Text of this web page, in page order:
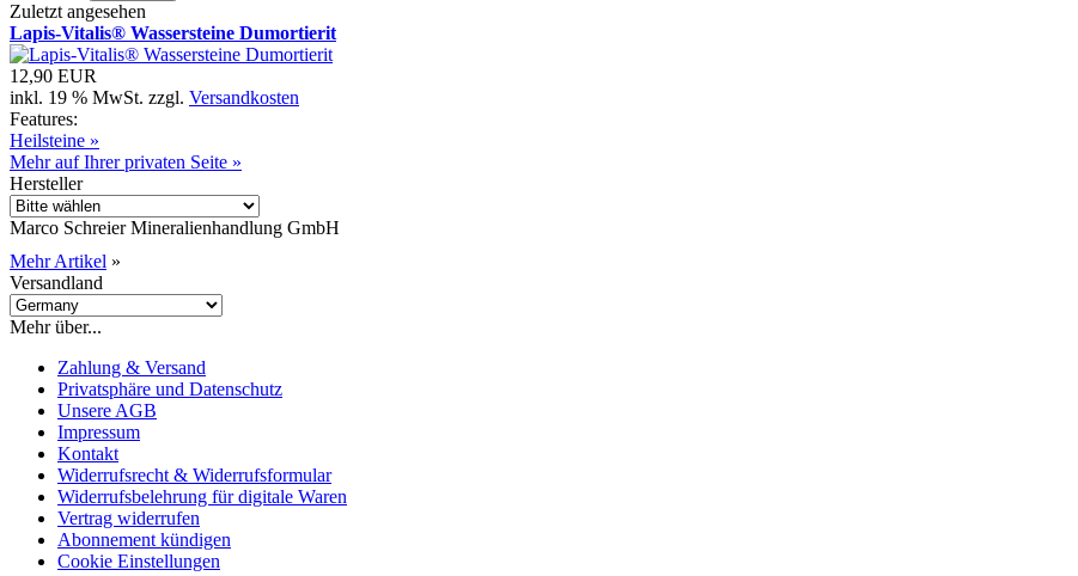
Zuletzt angesehen
Lapis-Vitalis® Wassersteine Dumortierit
12,90 EUR
inkl. 19 % MwSt. zzgl. Versandkosten
Features:
Heilsteine »
Mehr auf Ihrer privaten Seite »
Hersteller
Marco Schreier Mineralienhandlung GmbH
Mehr Artikel »
Versandland
Mehr über...
Zahlung & Versand
Privatsphäre und Datenschutz
Unsere AGB
Impressum
Kontakt
Widerrufsrecht & Widerrufsformular
Widerrufsbelehrung für digitale Waren
Vertrag widerrufen
Abonnement kündigen
Cookie Einstellungen